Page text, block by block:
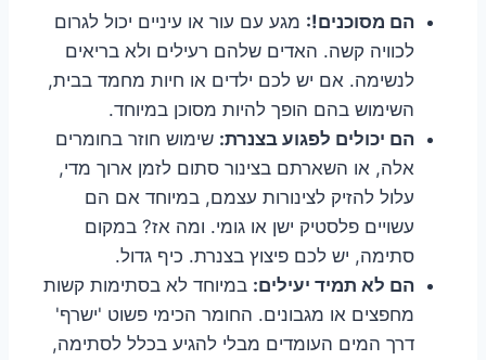
הם מסוכנים!: מגע עם עור או עיניים יכול לגרום
לכוויה קשה. האדים שלהם רעילים ולא בריאים
לנשימה. אם יש לכם ילדים או חיות מחמד בבית,
השימוש בהם הופך להיות מסוכן במיוחד.
הם יכולים לפגוע בצנרת: שימוש חוזר בחומרים
אלה, או השארתם בצינור סתום לזמן ארוך מדי,
עלול להזיק לצינורות עצמם, במיוחד אם הם
עשויים פלסטיק ישן או גומי. ומה אז? במקום
סתימה, יש לכם פיצוץ בצנרת. כיף גדול.
הם לא תמיד יעילים: במיוחד לא בסתימות קשות
מחפצים או מגבונים. החומר הכימי פשוט 'ישרף'
דרך המים העומדים מבלי להגיע בכלל לסתימה,